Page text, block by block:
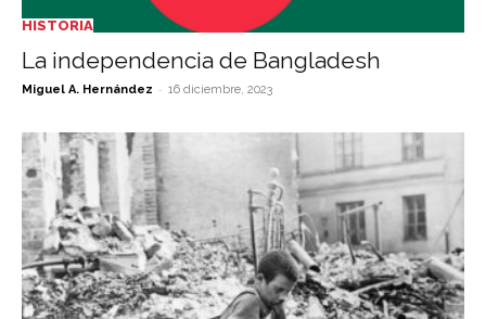
HISTORIA
La independencia de Bangladesh
Miguel A. Hernández - 16 diciembre, 2023